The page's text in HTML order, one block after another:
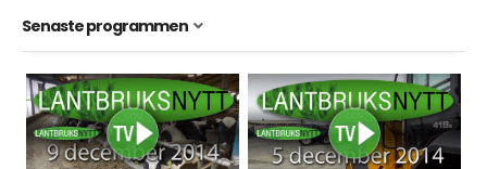
Senaste programmen